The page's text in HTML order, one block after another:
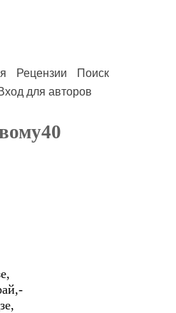
Рецензии
Поиск
для авторов